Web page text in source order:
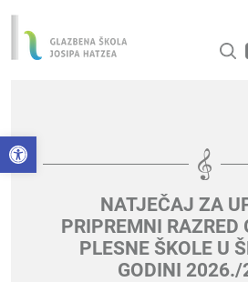
Open toolbar
NATJEČAJ ZA
PRIPREMNI RAZRED
PLESNE ŠKOLE U
GODINI